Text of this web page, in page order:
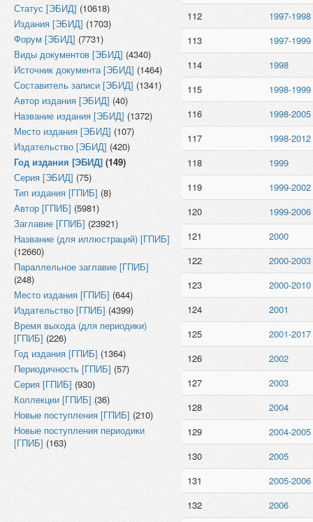
Статус [ЭБИД] (10618)
Издания [ЭБИД] (1703)
Форум [ЭБИД] (7731)
Виды документов [ЭБИД] (4340)
Источник документа [ЭБИД] (1464)
Составитель записи [ЭБИД] (1341)
Автор издания [ЭБИД] (40)
Название издания [ЭБИД] (1372)
Место издания [ЭБИД] (107)
Издательство [ЭБИД] (420)
Год издания [ЭБИД] (149)
Серия [ЭБИД] (75)
Тип издания [ГПИБ] (8)
Автор [ГПИБ] (5981)
Заглавие [ГПИБ] (23921)
Название (для иллюстраций) [ГПИБ]
(12660)
Параллельное заглавие [ГПИБ]
(248)
Место издания [ГПИБ] (644)
Издательство [ГПИБ] (4399)
Время выхода (для периодики)
[ГПИБ] (226)
Год издания [ГПИБ] (1364)
Периодичность [ГПИБ] (57)
Серия [ГПИБ] (930)
Коллекции [ГПИБ] (36)
Новые поступления [ГПИБ] (210)
Новые поступления периодики
[ГПИБ] (163)
112
1997-1998
113
1997-1999
114
1998
115
1998-1999
116
1998-2005
117
1998-2012
118
1999
119
1999-2002
120
1999-2006
121
2000
122
2000-2003
123
2000-2010
124
2001
125
2001-2017
126
2002
127
2003
128
2004
129
2004-2005
130
2005
131
2005-2006
132
2006